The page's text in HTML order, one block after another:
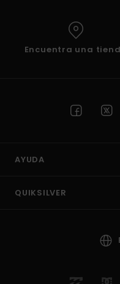
Encuentra una
AYUDA
QUIKSILVER